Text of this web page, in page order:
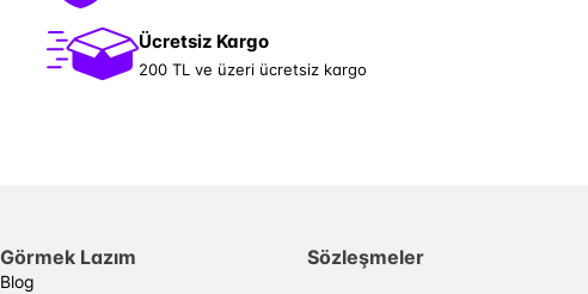
Ücretsiz Kargo
200 TL ve üzeri ücretsiz kargo
Görmek Lazım
Blog
Sözleşmeler